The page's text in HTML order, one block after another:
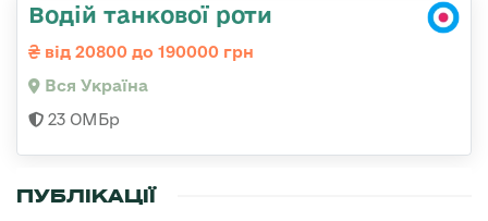
Водій танкової роти
від 20800 до 190000 грн
Вся Україна
23 ОМБр
ПУБЛІКАЦІЇ